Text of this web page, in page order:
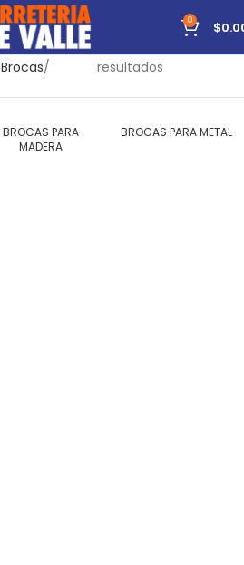
0 $
Brocas
resultados
BROCAS PARA METAL JUEGOS DE